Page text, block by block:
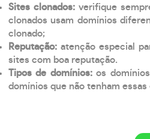
Sites clonados: verifique
clonados usam domínios
clonado;
Reputação: atenção especial
sites com boa reputação.
Tipos de domínios:os
domínios que não tenham